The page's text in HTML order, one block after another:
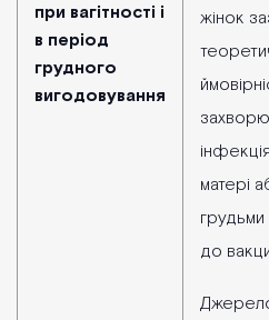
при вагітності і
в період
грудного
вигодовування
жінок
матері
до